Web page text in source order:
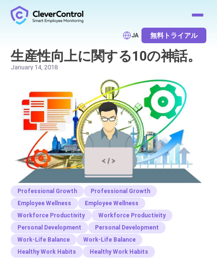
JA 無料トライアル
生産性向上に関する10の神話。
January 14, 2018
Professional Growth
Professional Growth
Employee Wellness
Employee Wellness
Workforce Productivity
Workforce Productivity
Personal Development
Personal Development
Work-Life Balance
Work-Life Balance
Healthy Work Habits
Healthy Work Habits